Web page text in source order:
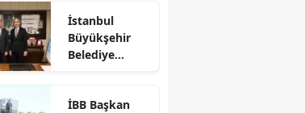
İncelemelerde
Bulundu
İstanbul
Büyükşehir
Belediye
Silivri
İBB Başkan